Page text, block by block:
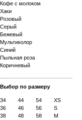
Кофе с молоком
Хаки
Розовый
Серый
Бежевый
Мультиколор
Синий
Пыльная роза
Коричневый
Выбор по размеру
34 44 54
XS
36
46 56
S
38
48 58
M